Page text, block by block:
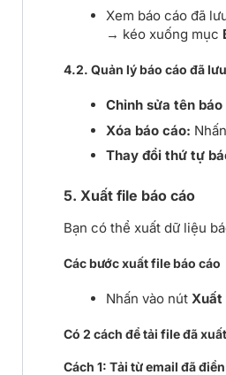
Xem báo cáo đã
→ kéo xuống mục
4.2. Quản lý báo cáo đã lưu
Chỉnh sửa tên báo
Xóa báo cáo:
Thay đổi thứ tự
5. Xuất file báo cáo
Bạn có thể xuất dữ liệu
Các bước xuất file báo cáo
Nhấn vào nút
Có 2 cách để tải file đã
Cách 1: Tải từ email đã